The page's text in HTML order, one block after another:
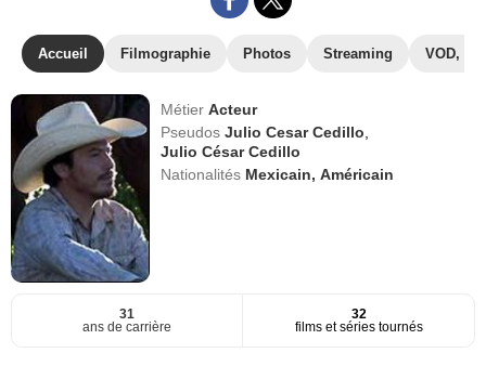
Accueil Filmographie Photos Streaming VOD,
MétierActeur
PseudosJulio Cesar Cedillo
Julio César Cedillo
Nationalités Mexicain, Américain
31
ans de carrière
32
films et séries tournés